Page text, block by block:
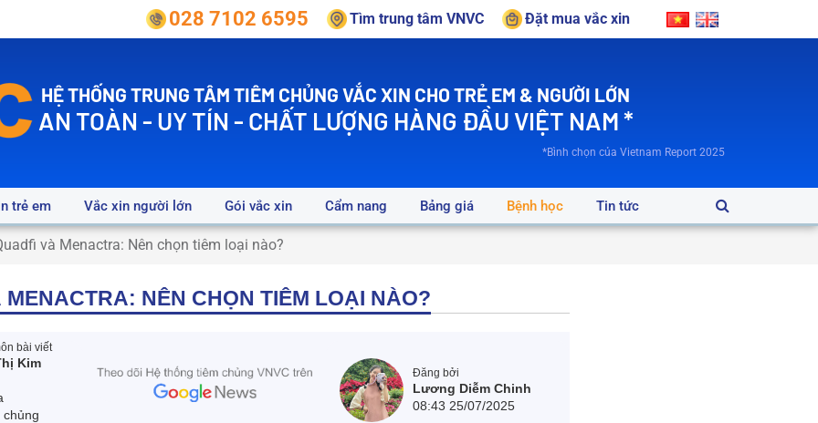
028 7102 6595 Tìm trung tâm VNVC Đặt mua vắc xin
HỆ THỐNG TRUNG TÂM TIÊM CHỦNG VẮC XIN CHO TRẺ EM & NGƯỜI LỚN
AN TOÀN - UY TÍN - CHẤT LƯỢNG HÀNG ĐẦU VIỆT NAM *
*Bình chọn của Vietnam Report 2025
trẻ em Vắc xin người lớn Gói vắc xin Cẩm nang Bảng giá Bệnh học Tin tức
và Menactra: Nên chọn tiêm loại nào?
MENACTRA: NÊN CHỌN TIÊM LOẠI NÀO?
bài viết
Kim
chủng
Đăng bởi
Lương Diễm Chinh
08:43 25/07/2025